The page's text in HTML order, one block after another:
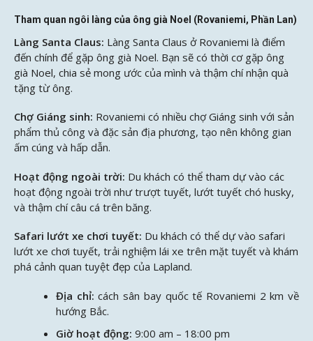
Tham quan ngôi làng của ông già Noel (Rovaniemi, Phần Lan)
Làng Santa Claus: Làng Santa Claus ở Rovaniemi là điểm
đến chính để gặp ông già Noel. Bạn sẽ có thời cơ gặp ông
già Noel, chia sẻ mong ước của mình và thậm chí nhận quà
tặng từ ông.
Chợ Giáng sinh: Rovaniemi có nhiều chợ Giáng sinh với sản
phẩm thủ công và đặc sản địa phương, tạo nên không gian
ấm cúng và hấp dẫn.
Hoạt động ngoài trời: Du khách có thể tham dự vào các
hoạt động ngoài trời như trượt tuyết, lướt tuyết chó husky,
và thậm chí câu cá trên băng.
Safari lướt xe chơi tuyết: Du khách có thể dự vào safari
lướt xe chơi tuyết, trải nghiệm lái xe trên mặt tuyết và khám
phá cảnh quan tuyệt đẹp của Lapland.
Địa chỉ: cách sân bay quốc tế Rovaniemi 2 km về
hướng Bắc.
Giờ hoạt động: 9:00 am – 18:00 pm